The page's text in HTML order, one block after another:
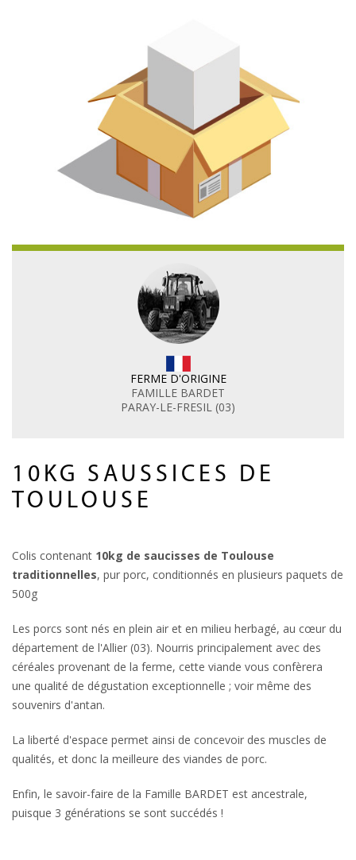
FERME D'ORIGINE
FAMILLE BARDET
PARAY-LE-FRESIL (03)
10KG SAUSSICES DE
TOULOUSE
Colis contenant 10kg de saucisses de Toulouse
traditionnelles, pur porc, conditionnés en plusieurs paquets de
500g
Les porcs sont nés en plein air et en milieu herbagé, au cœur du
département de l'Allier (03). Nourris principalement avec des
céréales provenant de la ferme, cette viande vous confèrera
une qualité de dégustation exceptionnelle ; voir même des
souvenirs d'antan.
La liberté d'espace permet ainsi de concevoir des muscles de
qualités, et donc la meilleure des viandes de porc.
Enfin, le savoir-faire de la Famille BARDET est ancestrale,
puisque 3 générations se sont succédés !